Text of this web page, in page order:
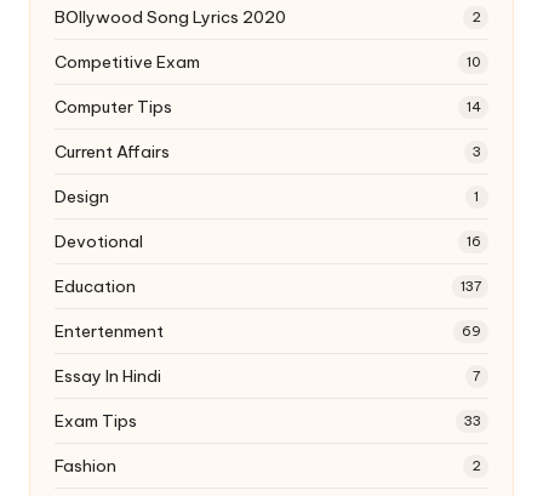
BOllywood Song Lyrics 2020 2
Competitive Exam 10
Computer Tips 14
Current Affairs 3
Design 1
Devotional 16
Education 137
Entertenment 69
Essay In Hindi 7
Exam Tips 33
Fashion 2